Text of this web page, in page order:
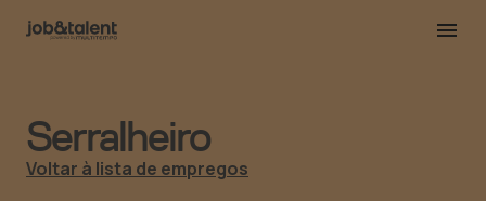
Serralheiro
Voltar à lista de empregos